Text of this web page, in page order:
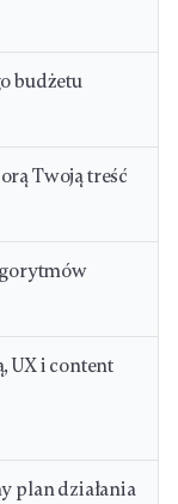
budżetu
Twoją treść
UX i content
plan działania